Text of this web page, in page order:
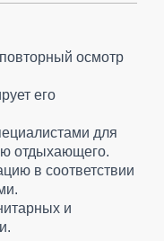
осмотр
его
для
отдыхающего.
в соответствии
и